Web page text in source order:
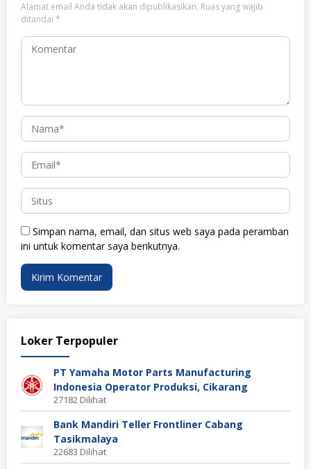
Alamat email Anda tidak akan dipublikasikan. Ruas yang wajib
ditandai *
Simpan nama, email, dan situs web saya pada peramban
ini untuk komentar saya berikutnya.
Loker Terpopuler
PT Yamaha Motor Parts Manufacturing
Indonesia Operator Produksi, Cikarang
27182 Dilihat
Bank Mandiri Teller Frontliner Cabang
Tasikmalaya
22683 Dilihat